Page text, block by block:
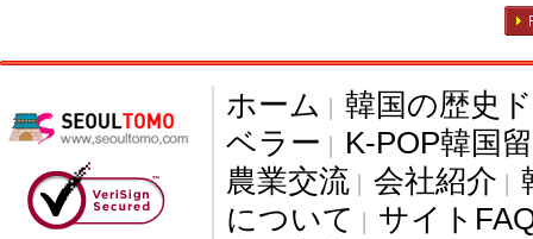
ホーム | 韓国の歴史
ベラー | K-POP韓国
農業交流 | 会社紹介 |
について | サイト